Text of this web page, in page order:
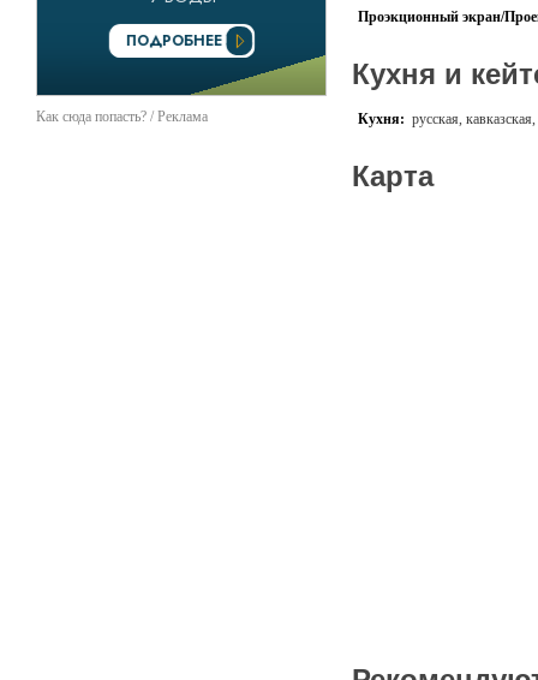
Как сюда попасть? / Реклама
Проэкционный экран/
Кухня и
Кухня: русская,
Карта